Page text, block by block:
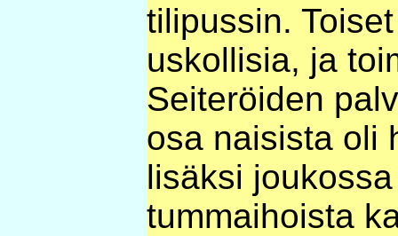
tilipussin.
uskollisia, ja
Seiteröiden
osa naisista oli
lisäksi
tummaihoista